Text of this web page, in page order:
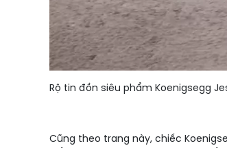
Rộ tin đồn siêu phẩm Koenigsegg
Cũng theo trang này, chiếc